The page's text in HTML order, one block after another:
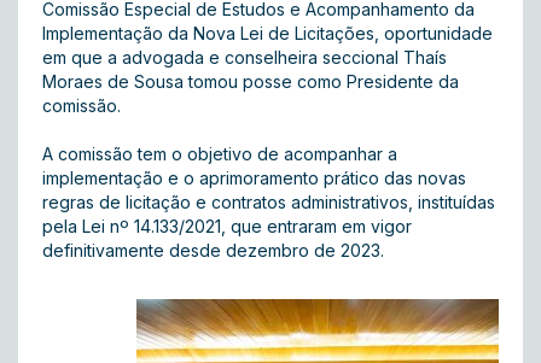
Comissão Especial de Estudos e Acompanhamento da
Implementação da Nova Lei de Licitações, oportunidade
em que a advogada e conselheira seccional Thaís
Moraes de Sousa tomou posse como Presidente da
comissão.
A comissão tem o objetivo de acompanhar a
implementação e o aprimoramento prático das novas
regras de licitação e contratos administrativos, instituídas
pela Lei nº 14.133/2021, que entraram em vigor
definitivamente desde dezembro de 2023.